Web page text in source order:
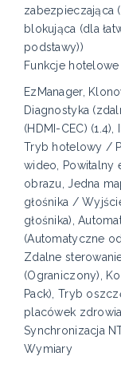
zabezpieczająca
blokująca (dla
podstawy))
Funkcje hotelowe
EzManager,
Diagnostyka
(HDMI-CEC)
Tryb hotelowy /
wideo, Powitalny
obrazu, Jedna
głośnika /
głośnika),
(Automatyczne
Zdalne
(Ograniczony),
Pack), Tryb
placówek
Synchronizacja
Wymiary